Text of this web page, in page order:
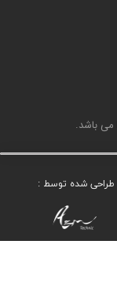
می باشد.
طراحی شده توسط :